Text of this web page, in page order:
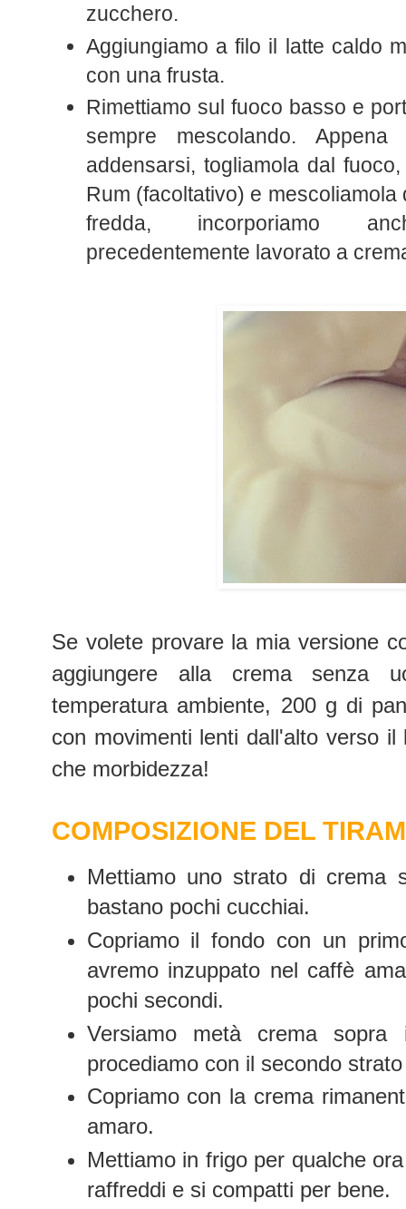
zucchero.
Aggiungiamo a filo il latte caldo
con una frusta.
Rimettiamo sul fuoco basso e
sempre mescolando.
addensarsi, togliamola dal
Rum (facoltativo) e
fredda, incorporiamo
precedentemente lavorato a
Se volete provare la mia versione
aggiungere alla crema senza
temperatura ambiente, 200 g di
con movimenti lenti dall'alto verso
che morbidezza!
COMPOSIZIONE DEL
Mettiamo uno strato di crema
bastano pochi cucchiai.
Copriamo il fondo con un
avremo inzuppato nel caffè
pochi secondi.
Versiamo metà crema
procediamo con il secondo
Copriamo con la crema
amaro.
Mettiamo in frigo per qualche
raffreddi e si compatti per bene.